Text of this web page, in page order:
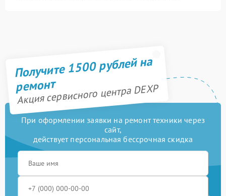
Получите 1500 рублей на
ремонт
Акция сервисного центра DEXP
При оформлении заявки на ремонт техники через
сайт,
действует персональная бессрочная скидка